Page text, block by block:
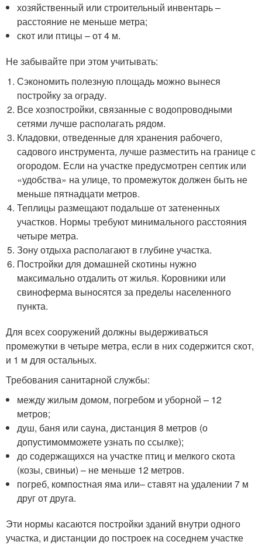
хозяйственный или строительный инвентарь –
расстояние не меньше метра;
скот или птицы – от 4 м.
Не забывайте при этом учитывать:
Сэкономить полезную площадь можно вынеся
постройку за ограду.
Все хозпостройки, связанные с водопроводными
сетями лучше располагать рядом.
Кладовки, отведенные для хранения рабочего,
садового инструмента, лучше разместить на границе с
огородом. Если на участке предусмотрен септик или
«удобства» на улице, то промежуток должен быть не
меньше пятнадцати метров.
Теплицы размещают подальше от затененных
участков. Нормы требуют минимального расстояния
четыре метра.
Зону отдыха располагают в глубине участка.
Постройки для домашней скотины нужно
максимально отдалить от жилья. Коровники или
свиноферма выносятся за пределы населенного
пункта.
Для всех сооружений должны выдерживаться
промежутки в четыре метра, если в них содержится скот,
и 1 м для остальных.
Требования санитарной службы:
между жилым домом, погребом и уборной – 12
метров;
душ, баня или сауна, дистанция 8 метров (о
допустимомможете узнать по ссылке);
до содержащихся на участке птиц и мелкого скота
(козы, свиньи) – не меньше 12 метров.
погреб, компостная яма или– ставят на удалении 7 м
друг от друга.
Эти нормы касаются постройки зданий внутри одного
участка, и дистанции до построек на соседнем участке